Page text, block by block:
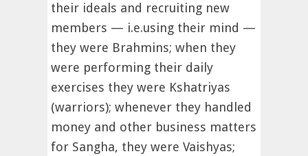
their ideals and recruiting new
members — i.e.using their mind —
they were Brahmins; when they
were performing their daily
exercises they were Kshatriyas
(warriors); whenever they handled
money and other business matters
for Sangha, they were Vaishyas;